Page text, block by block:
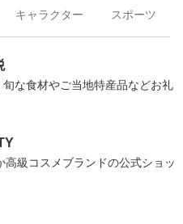
キャラクター スポーツ
な食材やご当地特産品などお礼
高級コスメブランドの公式ショッ